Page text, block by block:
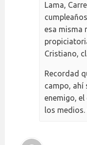
Lama,
esa misma
Cristiano,
Recordad
campo, ahí
enemigo, el
los medios.